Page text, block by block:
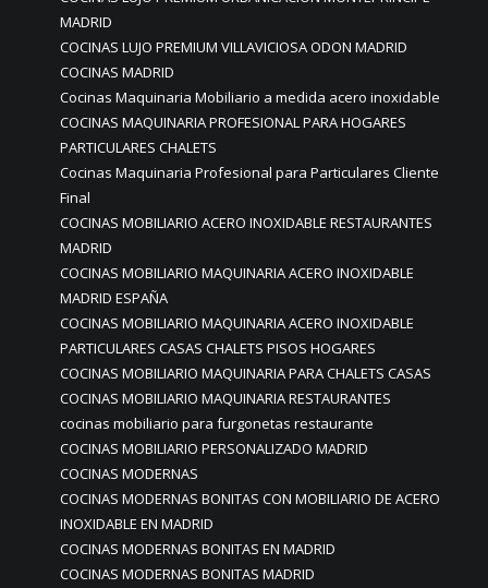
MADRID
COCINAS LUJO PREMIUM VILLAVICIOSA ODON MADRID
COCINAS MADRID
Cocinas Maquinaria Mobiliario a medida acero inoxidable
COCINAS MAQUINARIA PROFESIONAL PARA HOGARES
PARTICULARES CHALETS
Cocinas Maquinaria Profesional para Particulares Cliente
Final
COCINAS MOBILIARIO ACERO INOXIDABLE RESTAURANTES
MADRID
COCINAS MOBILIARIO MAQUINARIA ACERO INOXIDABLE
MADRID ESPAÑA
COCINAS MOBILIARIO MAQUINARIA ACERO INOXIDABLE
PARTICULARES CASAS CHALETS PISOS HOGARES
COCINAS MOBILIARIO MAQUINARIA PARA CHALETS CASAS
COCINAS MOBILIARIO MAQUINARIA RESTAURANTES
cocinas mobiliario para furgonetas restaurante
COCINAS MOBILIARIO PERSONALIZADO MADRID
COCINAS MODERNAS
COCINAS MODERNAS BONITAS CON MOBILIARIO DE ACERO
INOXIDABLE EN MADRID
COCINAS MODERNAS BONITAS EN MADRID
COCINAS MODERNAS BONITAS MADRID